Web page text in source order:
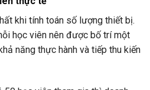
khi tính toán số lượng thiết bị.
học viên nên được bố trí một
năng thực hành và tiếp thu kiến